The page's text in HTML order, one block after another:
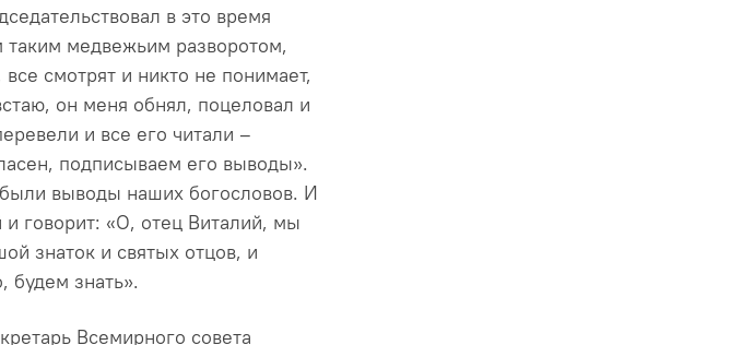
в это время
таким медвежьим разворотом,
смотрят и никто не понимает,
он меня обнял, поцеловал и
и все его читали –
подписываем его выводы».
выводы наших богословов. И
и говорит: «О, отец Виталий, мы
знаток и святых отцов, и
будем знать».
Всемирного совета